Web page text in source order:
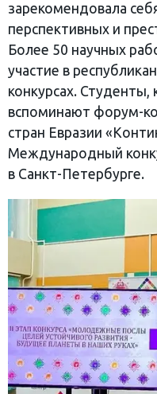
зарекомендовала
перспективных и
Более 50 научных
участие в
конкурсах.
вспоминают форум-
стран Евразии
Международный
в Санкт-Петербурге.